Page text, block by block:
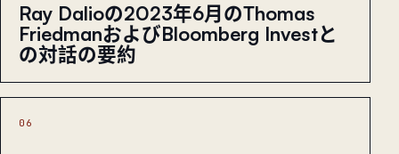
Ray Dalioの2023年6月のThomas
FriedmanおよびBloomberg Investと
の対話の要約
06